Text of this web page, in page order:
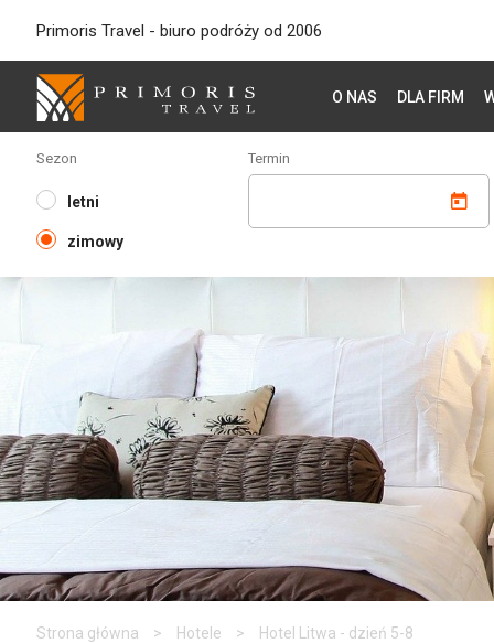
Primoris Travel - biuro podróży od 2006
O NAS DLA FIRM
Sezon
letni
zimowy
Termin
Strona główna > Hotele > Hotel Litwa - dzień 5-8